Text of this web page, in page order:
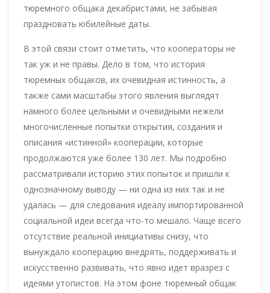
тюремного общака декабристами, не забывая
праздновать юбилейные даты.
В этой связи стоит отметить, что кооператоры не
так уж и не правы. Дело в том, что история
тюремных общаков, их очевидная истинность, а
также сами масштабы этого явления выглядят
намного более цельными и очевидными нежели
многочисленные попытки открытия, создания и
описания «истинной» кооперации, которые
продолжаются уже более 130 лет. Мы подробно
рассматривали историю этих попыток и пришли к
однозначному выводу — ни одна из них так и не
удалась — для следования идеалу импортированной
социальной идеи всегда что-то мешало. Чаще всего
отсутствие реальной инициативы снизу, что
вынуждало кооперацию внедрять, поддерживать и
искусственно развивать, что явно идет вразрез с
идеями утопистов. На этом фоне тюремный общак